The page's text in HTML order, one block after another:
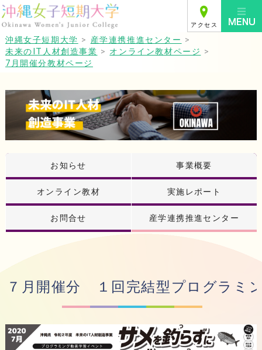
アクセス
沖縄女子短期大学 > 産学連携推進センター >
未来のIT人材創造事業 > オンライン教材ページ >
7月開催分教材ページ
お知らせ 事業概要
オンライン教材 実施レポート
お問合せ 産学連携推進センター
７月開催分 １回完結型プログラミ